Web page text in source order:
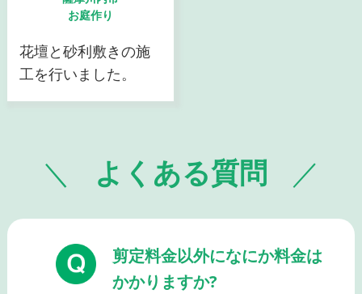
お庭作り
花壇と砂利敷きの施
工を行いました。
よくある質問
剪定料金以外になにか料金は
かかりますか?